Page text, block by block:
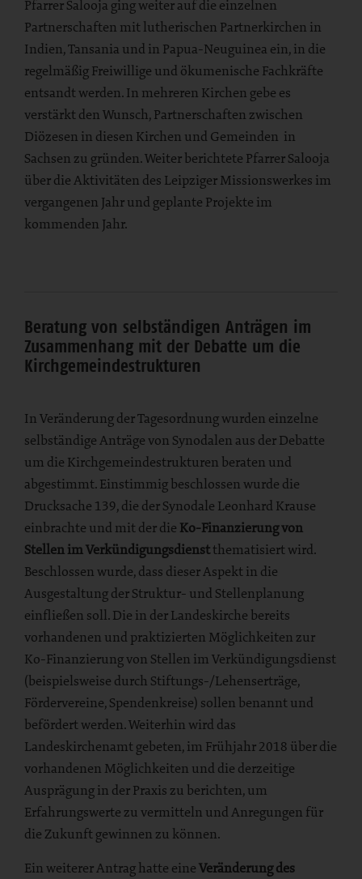
Pfarrer Salooja ging weiter auf die einzelnen
Partnerschaften mit lutherischen Partnerkirchen in
Indien, Tansania und in Papua-Neuguinea ein, in die
regelmäßig Freiwillige und ökumenische Fachkräfte
entsandt werden. In mehreren Kirchen gebe es
verstärkt den Wunsch, Partnerschaften zwischen
Diözesen in diesen Kirchen und Gemeinden in
Sachsen zu gründen. Weiter berichtete Pfarrer Salooja
über die Aktivitäten des Leipziger Missionswerkes im
vergangenen Jahr und geplante Projekte im
kommenden Jahr.
Beratung von selbständigen Anträgen im
Zusammenhang mit der Debatte um die
Kirchgemeindestrukturen
In Veränderung der Tagesordnung wurden einzelne
selbständige Anträge von Synodalen aus der Debatte
um die Kirchgemeindestrukturen beraten und
abgestimmt. Einstimmig beschlossen wurde die
Drucksache 139, die der Synodale Leonhard Krause
einbrachte und mit der die Ko-Finanzierung von
Stellen im Verkündigungsdienstthematisiert wird.
Beschlossen wurde, dass dieser Aspekt in die
Ausgestaltung der Struktur- und Stellenplanung
einfließen soll. Die in der Landeskirche bereits
vorhandenen und praktizierten Möglichkeiten zur
Ko-Finanzierung von Stellen im Verkündigungsdienst
(beispielsweise durch Stiftungs-/Lehenserträge,
Fördervereine, Spendenkreise) sollen benannt und
befördert werden. Weiterhin wird das
Landeskirchenamt gebeten, im Frühjahr 2018 über die
vorhandenen Möglichkeiten und die derzeitige
Ausprägung in der Praxis zu berichten, um
Erfahrungswerte zu vermitteln und Anregungen für
die Zukunft gewinnen zu können.
Ein weiterer Antrag hatte eineVeränderung des